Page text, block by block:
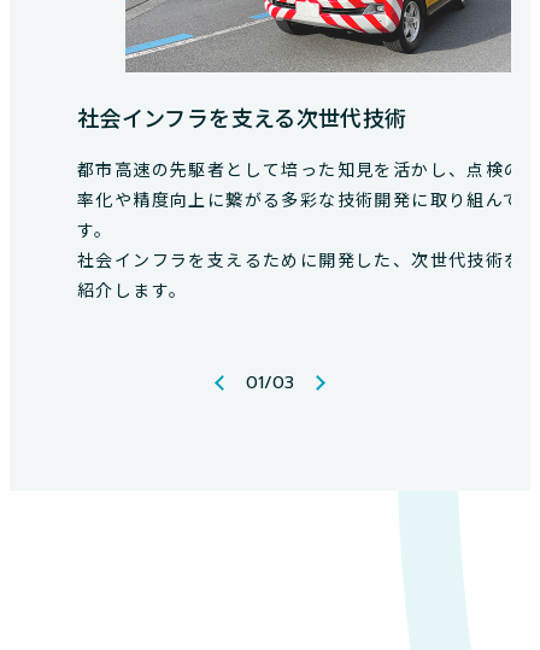
社会インフラを支える次世代技術
都市高速の先駆者として培った知見を活かし、点検の効
率化や精度向上に繋がる多彩な技術開発に取り組んで
す。
社会インフラを支えるために開発した、次世代技術をご
紹介します。
01/03